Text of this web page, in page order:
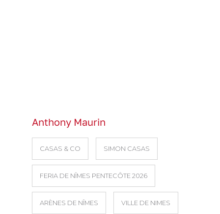
Anthony Maurin
CASAS & CO SIMON CASAS
FERIA DE NÎMES PENTECÔTE 2026
ARÈNES DE NÎMES VILLE DE NIMES